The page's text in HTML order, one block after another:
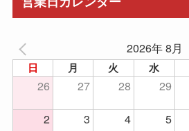
2026年 8月
日 月 火 水
26 27 28 29
2
3 4 5